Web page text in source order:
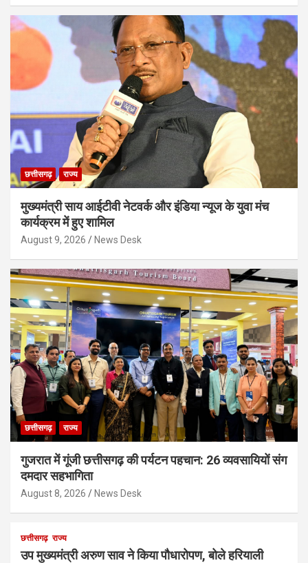
छत्तीसगढ़ राज्य
मुख्यमंत्री साय आईटीवी नेटवर्क और इंडिया न्यूज के युवा मंच
कार्यक्रम में हुए शामिल
August 9, 2026 News Desk
छत्तीसगढ़ राज्य
गुजरात में गूंजी छत्तीसगढ़ की पर्यटन पहचान: 26 व्यवसायियों संग
दमदार सहभागिता
August 8, 2026 News Desk
छत्तीसगढ़ राज्य
उप मुख्यमंत्री अरुण साव ने किया पौधारोपण, बोले हरियाली